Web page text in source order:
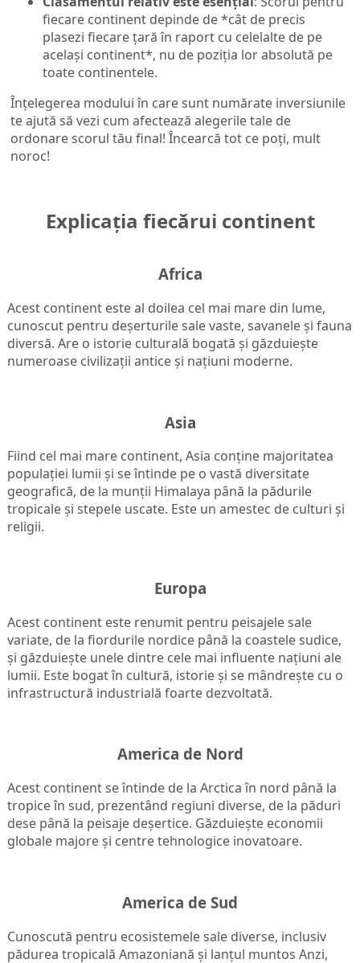
fiecare continent depinde de *cât de precis
plasezi fiecare țară în raport cu celelalte de pe
același continent*, nu de poziția lor absolută pe
toate continentele.
Înțelegerea modului în care sunt numărate inversiunile
te ajută să vezi cum afectează alegerile tale de
ordonare scorul tău final! Încearcă tot ce poți, mult
noroc!
Explicația fiecărui continent
Africa
Acest continent este al doilea cel mai mare din lume,
cunoscut pentru deșerturile sale vaste, savanele și fauna
diversă. Are o istorie culturală bogată și găzduiește
numeroase civilizații antice și națiuni moderne.
Asia
Fiind cel mai mare continent, Asia conține majoritatea
populației lumii și se întinde pe o vastă diversitate
geografică, de la munții Himalaya până la pădurile
tropicale și stepele uscate. Este un amestec de culturi și
religii.
Europa
Acest continent este renumit pentru peisajele sale
variate, de la fiordurile nordice până la coastele sudice,
și găzduiește unele dintre cele mai influente națiuni ale
lumii. Este bogat în cultură, istorie și se mândrește cu o
infrastructură industrială foarte dezvoltată.
America de Nord
Acest continent se întinde de la Arctica în nord până la
tropice în sud, prezentând regiuni diverse, de la păduri
dese până la peisaje deșertice. Găzduiește economii
globale majore și centre tehnologice inovatoare.
America de Sud
Cunoscută pentru ecosistemele sale diverse, inclusiv
pădurea tropicală Amazoniană și lanțul muntos Anzi,